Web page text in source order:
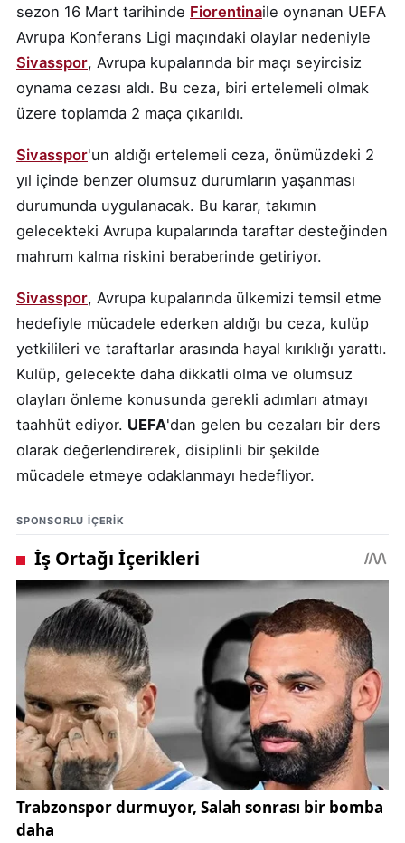
sezon 16 Mart tarihinde Fiorentinaile oynanan UEFA
Avrupa Konferans Ligi maçındaki olaylar nedeniyle
Sivasspor, Avrupa kupalarında bir maçı seyircisiz
oynama cezası aldı. Bu ceza, biri ertelemeli olmak
üzere toplamda 2 maça çıkarıldı.
Sivasspor'un aldığı ertelemeli ceza, önümüzdeki 2
yıl içinde benzer olumsuz durumların yaşanması
durumunda uygulanacak. Bu karar, takımın
gelecekteki Avrupa kupalarında taraftar desteğinden
mahrum kalma riskini beraberinde getiriyor.
Sivasspor, Avrupa kupalarında ülkemizi temsil etme
hedefiyle mücadele ederken aldığı bu ceza, kulüp
yetkilileri ve taraftarlar arasında hayal kırıklığı yarattı.
Kulüp, gelecekte daha dikkatli olma ve olumsuz
olayları önleme konusunda gerekli adımları atmayı
taahhüt ediyor. UEFA'dan gelen bu cezaları bir ders
olarak değerlendirerek, disiplinli bir şekilde
mücadele etmeye odaklanmayı hedefliyor.
SPONSORLU IÇERIK